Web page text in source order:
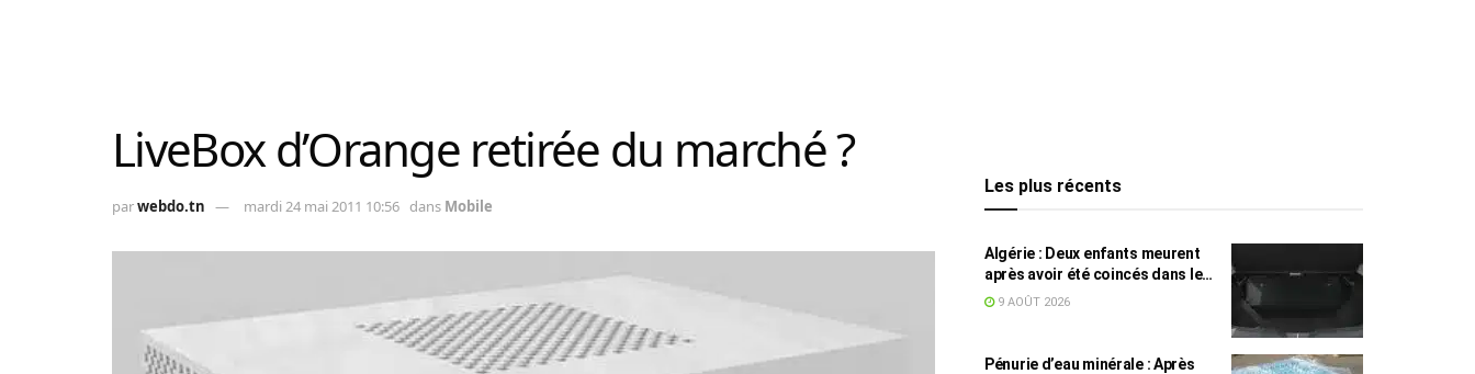
LiveBox d’Orange retirée du marché ?
parwebdo.tn mardi 24 mai 2011 10:56 dans Mobile
Les plus récents
Algérie : Deux enfants meurent
après avoir été coincés dans le
coffre d’une voiture
9 AOÛT 2026
Pénurie d’eau minérale : Après